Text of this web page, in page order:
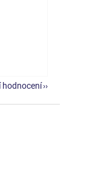
je 5 z 5 hvězdiček.
hodnocení